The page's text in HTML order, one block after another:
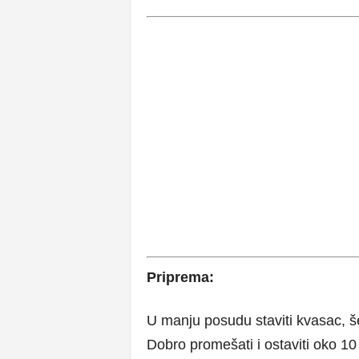
Priprema:
U manju posudu staviti kvasac,
Dobro promešati i ostaviti oko